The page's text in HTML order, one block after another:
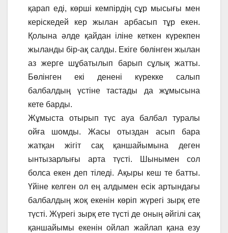
қарап еді, көрші кемпірдің сұр мысығы мен
керіскедей кер жылан арбасып тұр екен.
Қолына әлде қайдан іліне кеткен күрекпен
жыланды бір-ақ салды. Екіге бөлінген жылан
аз жерге шұбатылып барып сұлық жатты.
Бөлінген екі денені күрекке салып
балбалдың үстіне тастады да жұмысына
кете барды.
Жұмыста отырып түс ауа балбал туралы
ойға шомды. Жасы отыздан асып бара
жатқан жігіт сақ қаншайымына деген
ынтызарлығы арта түсті. Шынымен сол
болса екен деп тіледі. Ақыры кеш те батты.
Үйіне келген ол ең алдымен есік артындағы
балбалдың жоқ екенін көріп жүрегі зырқ ете
түсті. Жүрегі зырқ ете түсті де оның әйгілі сақ
қаншайымы екенін ойлап жайлап қана езу